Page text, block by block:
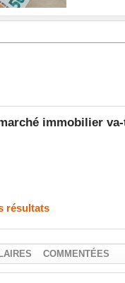
immobilier
résultats
COMMENTÉES